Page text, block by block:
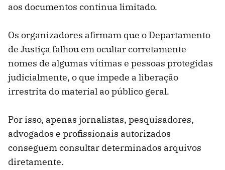
aos documentos continua limitado.
Os organizadores afirmam que o Departamento
de Justiça falhou em ocultar corretamente
nomes de algumas vítimas e pessoas protegidas
judicialmente, o que impede a liberação
irrestrita do material ao público geral.
Por isso, apenas jornalistas, pesquisadores,
advogados e profissionais autorizados
conseguem consultar determinados arquivos
diretamente.